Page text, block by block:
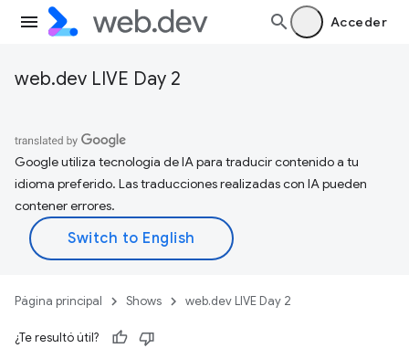
Acceder
web.dev LIVE Day 2
Google utiliza tecnología de IA para traducir contenido a tu
idioma preferido. Las traducciones realizadas con IA pueden
contener errores.
Página principal Shows web.dev LIVE Day 2
¿Te resultó útil?